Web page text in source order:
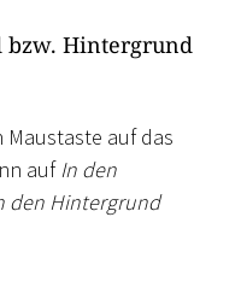
bzw. Hintergrund
Maustaste auf das
aufIn den
den Hintergrund